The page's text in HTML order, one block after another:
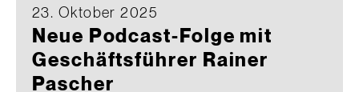
23. Oktober 2025
Neue Podcast-Folge mit
Geschäftsführer Rainer
Pascher